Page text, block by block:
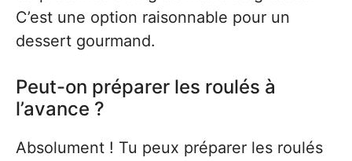
C’est une option raisonnable pour un
dessert gourmand.
Peut-on préparer les roulés à
l’avance ?
Absolument ! Tu peux préparer les roulés